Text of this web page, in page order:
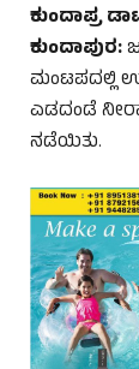
ಕುಂದಾಪ್ರ
ಕುಂದಾಪುರ:
ಮಂಟಪದಲ್ಲಿ
ಎಡದಂಡೆ
ನಡೆಯಿತು.